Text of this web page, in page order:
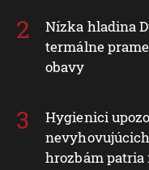
Nízka hladina
termálne
obavy
Hygienici
hrozbám